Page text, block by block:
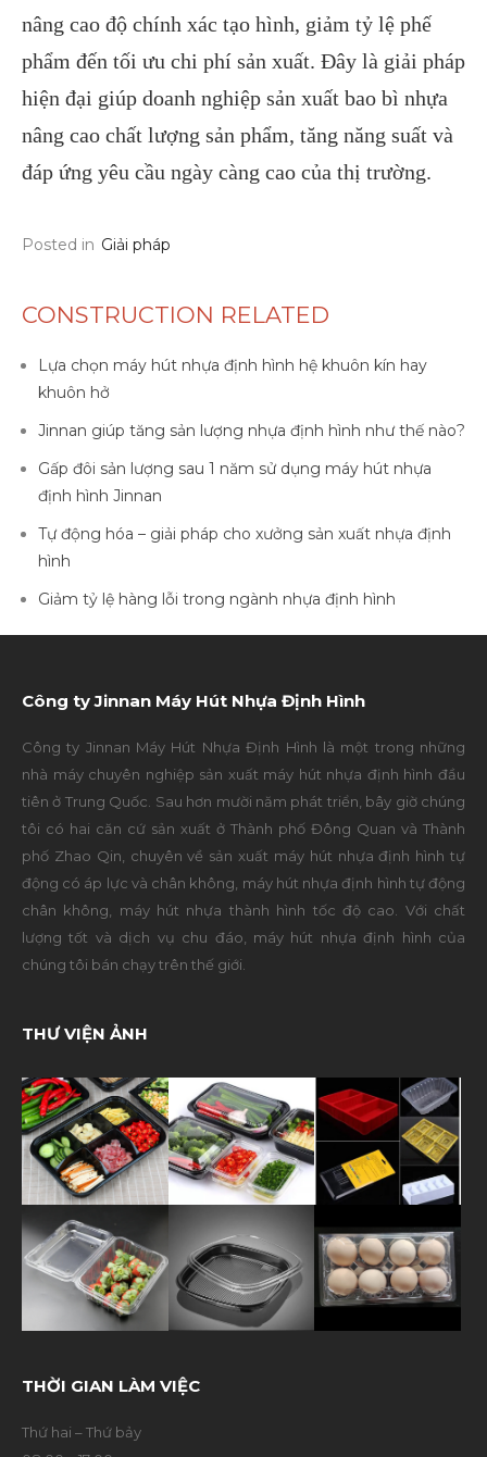
nâng cao độ chính xác tạo hình, giảm tỷ lệ phế
phẩm đến tối ưu chi phí sản xuất. Đây là giải pháp
hiện đại giúp doanh nghiệp sản xuất bao bì nhựa
nâng cao chất lượng sản phẩm, tăng năng suất và
đáp ứng yêu cầu ngày càng cao của thị trường.
Posted in Giải pháp
CONSTRUCTION RELATED
Lựa chọn máy hút nhựa định hình hệ khuôn kín hay
khuôn hở
Jinnan giúp tăng sản lượng nhựa định hình như thế nào?
Gấp đôi sản lượng sau 1 năm sử dụng máy hút nhựa
định hình Jinnan
Tự động hóa – giải pháp cho xưởng sản xuất nhựa định
hình
Giảm tỷ lệ hàng lỗi trong ngành nhựa định hình
Công ty Jinnan Máy Hút Nhựa Định Hình
Công ty Jinnan Máy Hút Nhựa Định Hình là một trong những
nhà máy chuyên nghiệp sản xuất máy hút nhựa định hình đầu
tiên ở Trung Quốc. Sau hơn mười năm phát triển, bây giờ chúng
tôi có hai căn cứ sản xuất ở Thành phố Đông Quan và Thành
phố Zhao Qin, chuyên về sản xuất máy hút nhựa định hình tự
động có áp lực và chân không, máy hút nhựa định hình tự động
chân không, máy hút nhựa thành hình tốc độ cao. Với chất
lượng tốt và dịch vụ chu đáo, máy hút nhựa định hình của
chúng tôi bán chạy trên thế giới.
THƯ VIỆN ẢNH
THỜI GIAN LÀM VIỆC
Thứ hai – Thứ bảy